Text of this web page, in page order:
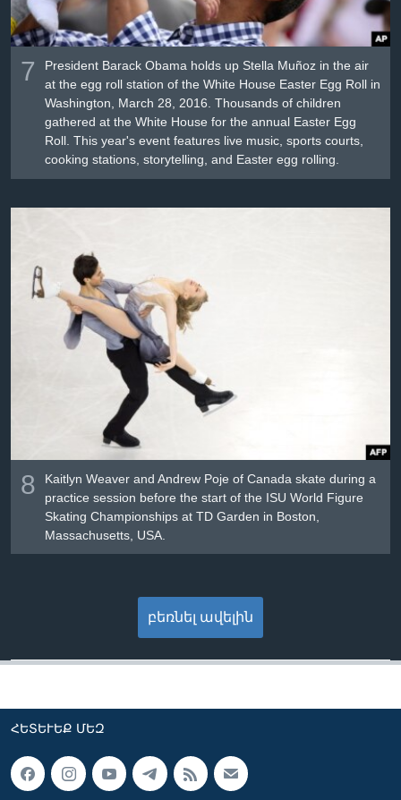
7
President Barack Obama holds up Stella Muñoz in the air
at the egg roll station of the White House Easter Egg Roll in
Washington, March 28, 2016. Thousands of children
gathered at the White House for the annual Easter Egg
Roll. This year's event features live music, sports courts,
cooking stations, storytelling, and Easter egg rolling.
8
Kaitlyn Weaver and Andrew Poje of Canada skate during a
practice session before the start of the ISU World Figure
Skating Championships at TD Garden in Boston,
Massachusetts, USA.
բեռնել ավելին
ՀԵՏԵՒԵՔ ՄԵԶ